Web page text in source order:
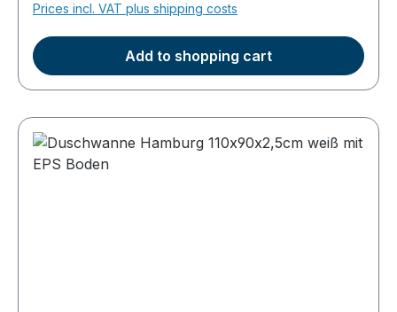
zum direkten Aufkleben geeignet (nicht für
Fußgestelle einsetzbar)
Prices incl. VAT plus shipping costs
Add to shopping cart